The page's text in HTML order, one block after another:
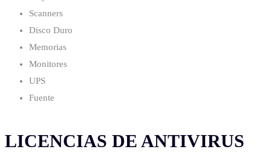
Scanners
Disco Duro
Memorias
Monitores
UPS
Fuente
LICENCIAS DE ANTIVIRUS